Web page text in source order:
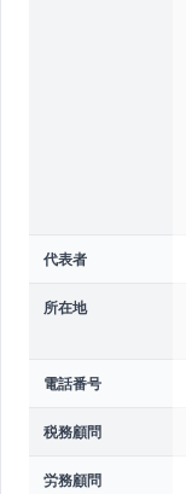
代表者
所在地
電話番号
税務顧問
労務顧問